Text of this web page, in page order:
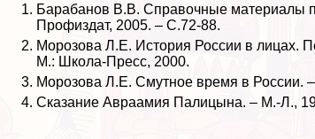
Баpaбанов В.В. Справочные материалы
Профиздат, 2005. – С.72-88.
Морозова Л.Е. История России в лицах.
М.: Школа-Пресс, 2000.
Морозова Л.Е. Смутное время в России.
Сказание Авраамия Палицына. – М.-Л.,